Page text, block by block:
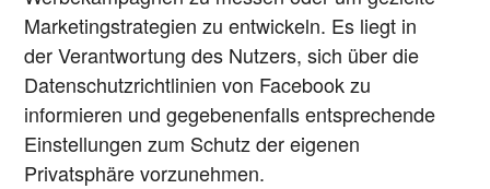
Marketingstrategien zu entwickeln. Es liegt in
der Verantwortung des Nutzers, sich über die
Datenschutzrichtlinien von Facebook zu
informieren und gegebenenfalls entsprechende
Einstellungen zum Schutz der eigenen
Privatsphäre vorzunehmen.